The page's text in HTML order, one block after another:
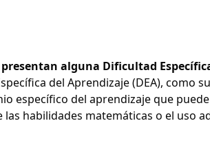
alguna Dificultad
del Aprendizaje (DEA), como
específico del aprendizaje que
habilidades matemáticas o el uso